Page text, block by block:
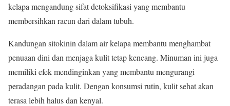
kelapa mengandung sifat detoksifikasi yang membantu
membersihkan racun dari dalam tubuh.
Kandungan sitokinin dalam air kelapa membantu menghambat
penuaan dini dan menjaga kulit tetap kencang. Minuman ini juga
memiliki efek mendinginkan yang membantu mengurangi
peradangan pada kulit. Dengan konsumsi rutin, kulit sehat akan
terasa lebih halus dan kenyal.